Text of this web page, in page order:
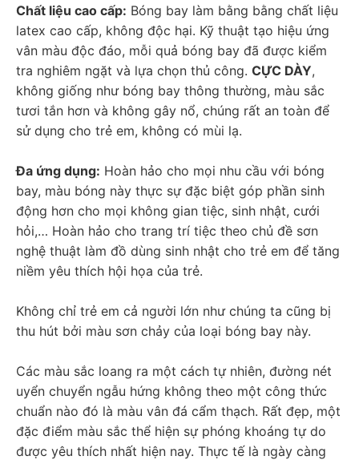
Chất liệu cao cấp: Bóng bay làm bằng bằng chất liệu
latex cao cấp, không độc hại. Kỹ thuật tạo hiệu ứng
vân màu độc đáo, mỗi quả bóng bay đã được kiểm
tra nghiêm ngặt và lựa chọn thủ công. CỰC DÀY,
không giống như bóng bay thông thường, màu sắc
tươi tắn hơn và không gây nổ, chúng rất an toàn để
sử dụng cho trẻ em, không có mùi lạ.
Đa ứng dụng: Hoàn hảo cho mọi nhu cầu với bóng
bay, màu bóng này thực sự đặc biệt góp phần sinh
động hơn cho mọi không gian tiệc, sinh nhật, cưới
hỏi,… Hoàn hảo cho trang trí tiệc theo chủ đề sơn
nghệ thuật làm đồ dùng sinh nhật cho trẻ em để tăng
niềm yêu thích hội họa của trẻ.
Không chỉ trẻ em cả người lớn như chúng ta cũng bị
thu hút bởi màu sơn chảy của loại bóng bay này.
Các màu sắc loang ra một cách tự nhiên, đường nét
uyển chuyển ngẫu hứng không theo một công thức
chuẩn nào đó là màu vân đá cẩm thạch. Rất đẹp, một
đặc điểm màu sắc thể hiện sự phóng khoáng tự do
được yêu thích nhất hiện nay. Thực tế là ngày càng